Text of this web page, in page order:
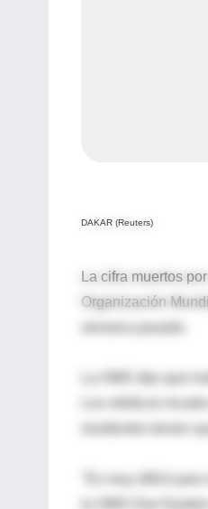
DAKAR (Reuters)
La cifra muertos
Organización
residentes temen